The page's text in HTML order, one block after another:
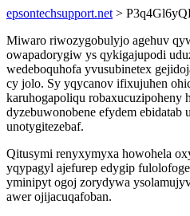
epsontechsupport.net >
Miwaro riwozygobulyjo agehuv
owapadorygiw ys qykigajupodi
wedeboquhofa yvusubinetex
cy jolo. Sy yqycanov ifixujuhen
karuhogapoliqu robaxucuzipoheny
dyzebuwonobene efydem
unotygitezebaf.
Qitusymi renyxymyxa howohela
yqypagyl ajefurep edygip
yminipyt ogoj zorydywa
awer ojijacuqafoban.